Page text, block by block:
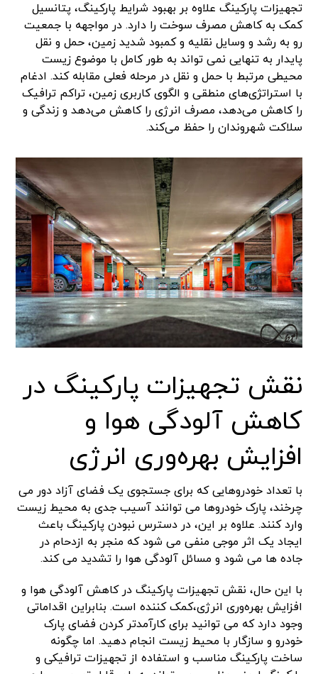
تجهیزات پارکینگ علاوه بر بهبود شرایط پارکینگ، پتانسیل
کمک به کاهش مصرف سوخت را دارد. در مواجهه با جمعیت
رو به رشد و وسایل نقلیه و کمبود شدید زمین، حمل و نقل
پایدار به تنهایی نمی تواند به طور کامل با موضوع زیست
محیطی مرتبط با حمل و نقل در مرحله فعلی مقابله کند. ادغام
با استراتژی‌های منطقی و الگوی کاربری زمین، تراکم ترافیک
را کاهش می‌دهد، مصرف انرژی را کاهش می‌دهد و زندگی و
سلاکت شهروندان را حفظ می‌کند.
نقش تجهیزات پارکینگ در
کاهش آلودگی هوا و
افزایش بهره‌وری انرژی
با تعداد خودروهایی که برای جستجوی یک فضای آزاد دور می
چرخند، پارک خودروها می توانند آسیب جدی به محیط زیست
وارد کنند. علاوه بر این، در دسترس نبودن پارکینگ باعث
ایجاد یک اثر موجی منفی می شود که منجر به ازدحام در
جاده ها می شود و مسائل آلودگی هوا را تشدید می کند.
با این حال، نقش تجهیزات پارکینگ در کاهش آلودگی هوا و
افزایش بهره‌وری انرژی،کمک کننده است. بنابراین اقداماتی
وجود دارد که می توانید برای کارآمدتر کردن فضای پارک
خودرو و سازگار با محیط زیست انجام دهید. اما چگونه
ساخت پارکینگ مناسب و استفاده از تجهیزات ترافیکی و